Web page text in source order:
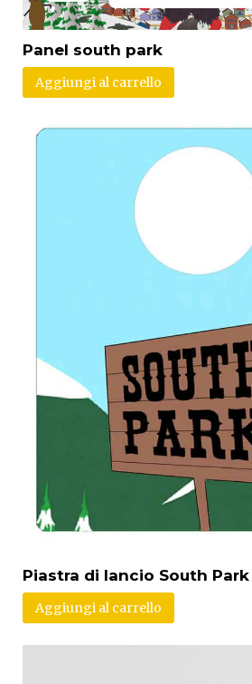
Panel south park
Aggiungi al carrello
Piastra di lancio South Park
Aggiungi al carrello